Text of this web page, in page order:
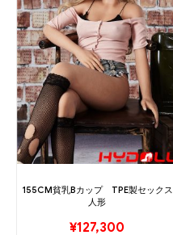
155CM貧乳Bカップ TPE製セックス
人形
¥127,300